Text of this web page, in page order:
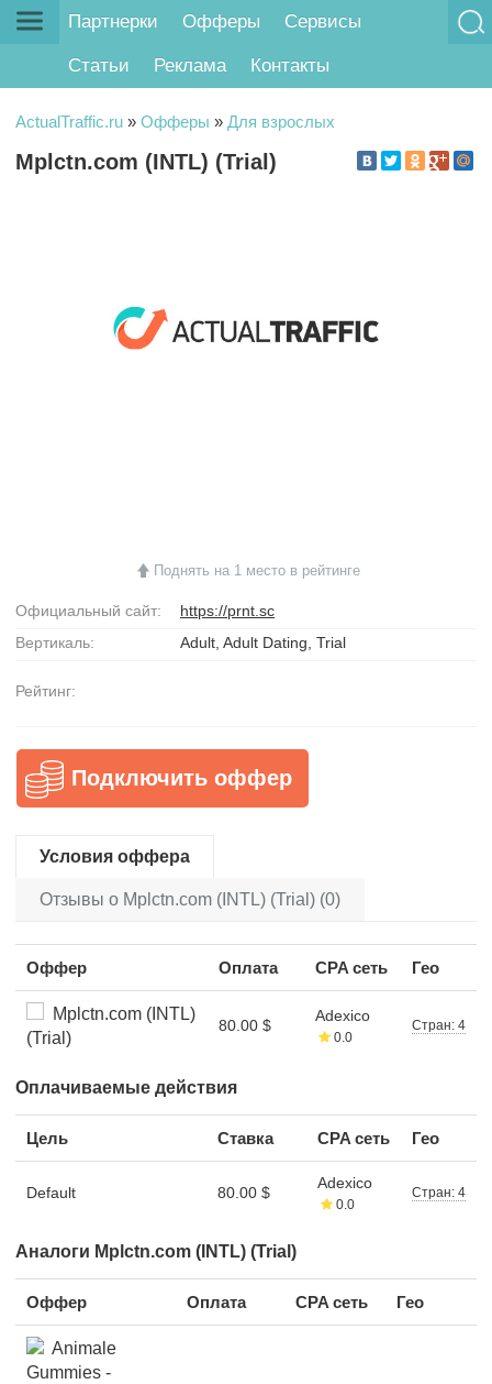
Партнерки Офферы Сервисы
Статьи Реклама Контакты
ActualTraffic.ru » Офферы » Для взрослых
Mplctn.com (INTL) (Trial)
Поднять на 1 место в рейтинге
Официальный сайт:
https://prnt.sc
Вертикаль:
Adult, Adult Dating, Trial
Рейтинг:
Подключить оффер
Условия оффера
Отзывы о Mplctn.com (INTL) (Trial) (0)
Оффер Оплата CPA сеть Гео
Mplctn.com (INTL)
(Trial)
80.00 $
Adexico
0.0
Стран: 4
Оплачиваемые действия
Цель Ставка CPA сеть Гео
Default 80.00 $
Adexico
0.0
Стран: 4
Аналоги Mplctn.com (INTL) (Trial)
Оффер Оплата CPA сеть Гео
Animale
Gummies -